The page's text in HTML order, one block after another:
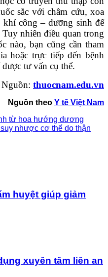
sắc với châm cứu, xoa
công – dưỡng sinh để
nhiên điều quan trong
nào, bạn cũng cần tham
hoặc trực tiếp đến bệnh
tư vấn cụ thể.
Nguồn: thuocnam.edu.vn
Nguồn theo Y tế Việt Nam
từ hoa hướng dương
nhược cơ thể do thận
huyệt giúp giảm
xuyên tâm liên an